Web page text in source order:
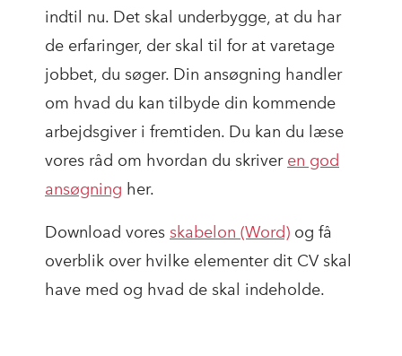
indtil nu. Det skal underbygge, at du har
de erfaringer, der skal til for at varetage
jobbet, du søger. Din ansøgning handler
om hvad du kan tilbyde din kommende
arbejdsgiver i fremtiden. Du kan du læse
vores råd om hvordan du skriver en god
ansøgning her.
Download vores skabelon (Word) og få
overblik over hvilke elementer dit CV skal
have med og hvad de skal indeholde.